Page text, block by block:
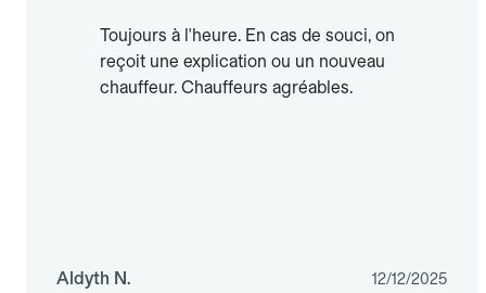
Toujours à l'heure. En cas de souci, on
reçoit une explication ou un nouveau
chauffeur. Chauffeurs agréables.
Aldyth N. 12/12/2025